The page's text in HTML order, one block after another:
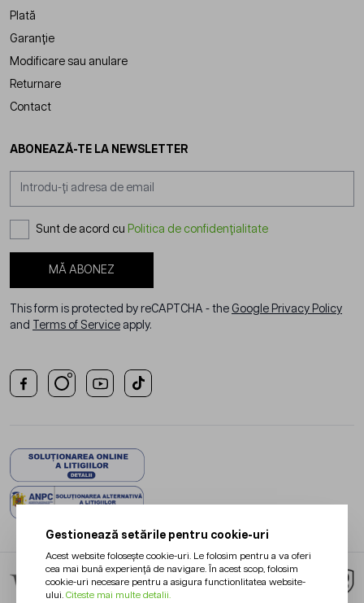
Plată
Garanție
Modificare sau anulare
Returnare
Contact
ABONEAZĂ-TE LA NEWSLETTER
Sunt de acord cu Politica de confidențialitate
MĂ ABONEZ
This form is protected by reCAPTCHA - the Google Privacy Policy
and
Terms of Service apply.
Gestionează setările pentru cookie-uri
Acest website folosește cookie-uri. Le folosim pentru a va oferi
cea mai bună experiență de navigare. În acest scop, folosim
cookie-uri necesare pentru a asigura functionlitatea website-
ului. Citeste mai multe detalii.